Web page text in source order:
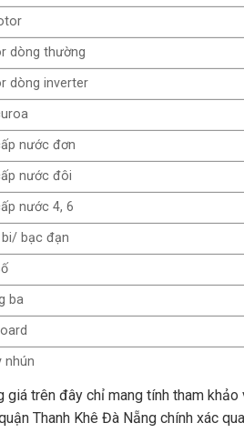
dòng thường
dòng inverter
nước đơn
nước đôi
nước 4, 6
bạc đạn
ba
nhún
máy giặt
giá trên đây chỉ mang tính tham
Thanh Khê Đà Nẵng chính xác